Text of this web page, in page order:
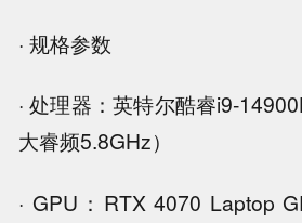
· 规格参数
· 处理器：英特尔酷睿i9-
大睿频5.8GHz）
· GPU：RTX 4070 Laptop